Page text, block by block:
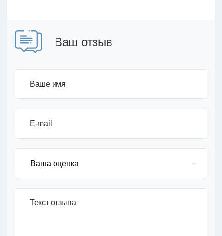
Ваш отзыв
Ваше имя
E-mail
Текст отзыва